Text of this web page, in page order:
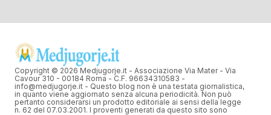
Copyright © 2026 Medjugorje.it - Associazione Via Mater - Via
Cavour 310 - 00184 Roma - C.F. 96634310583 -
info@medjugorje.it - Questo blog non è una testata giornalistica,
in quanto viene aggiornato senza alcuna periodicità. Non può
pertanto considerarsi un prodotto editoriale ai sensi della legge
n. 62 del 07.03.2001. I proventi generati da questo sito sono